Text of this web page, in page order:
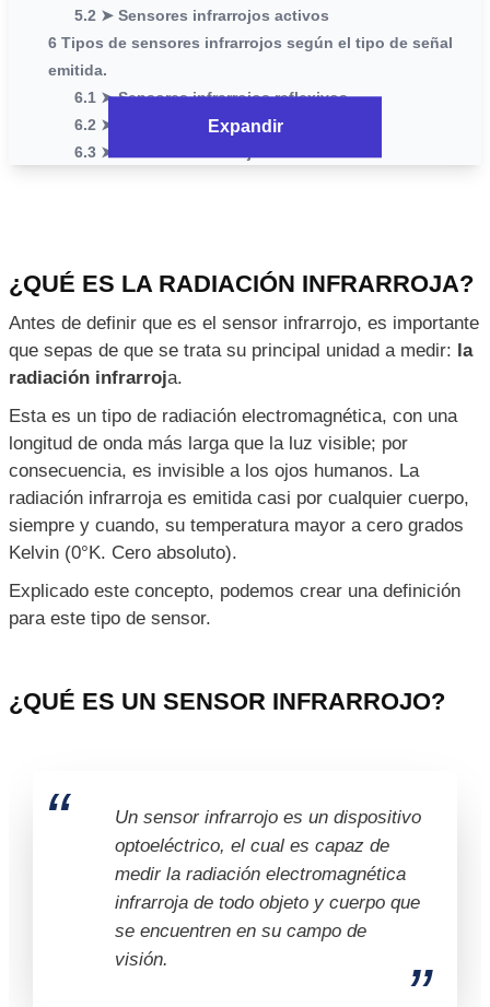
5.2 ➤ Sensores infrarrojos activos
6 Tipos de sensores infrarrojos según el tipo de señal
emitida.
6.1 ➤ Sensores infrarrojos reflexivos
6.2 ➤ Sensores infrarrojos de ranura
6.3 ➤ Sensores infrarrojos modulados
7 ¿Qué es un LED infrarrojo?
8 Aplicación: sensor infrarrojo con Arduino
9 El sensor infrarrojo de obstáculos KY-032
10 Describiendo nuestro diseño del sensor infrarrojo
11 Diagrama de conexión sensor infrarrojo con Arduino
12 Código de programación del Arduino y prueba de
monitor serial
13 Aplicaciones del sensor infrarrojo
14 Conclusiones: sensor infrarrojo
Expandir
¿QUÉ ES LA RADIACIÓN INFRARROJA?
Antes de definir que es el sensor infrarrojo, es importante
que sepas de que se trata su principal unidad a medir: la
radiación infrarroja.
Esta es un tipo de radiación electromagnética, con una
longitud de onda más larga que la luz visible; por
consecuencia, es invisible a los ojos humanos. La
radiación infrarroja es emitida casi por cualquier cuerpo,
siempre y cuando, su temperatura mayor a cero grados
Kelvin (0°K. Cero absoluto).
Explicado este concepto, podemos crear una definición
para este tipo de sensor.
¿QUÉ ES UN SENSOR INFRARROJO?
Un sensor infrarrojo es un dispositivo
optoeléctrico, el cual es capaz de
medir la radiación electromagnética
infrarroja de todo objeto y cuerpo que
se encuentren en su campo de
visión.